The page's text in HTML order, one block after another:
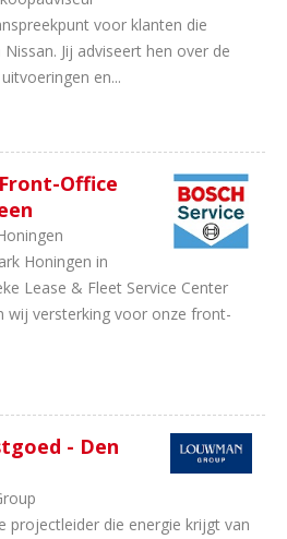
voor klanten die
Jij adviseert hen over de
en...
Office
Honingen in
Lease & Fleet Service Center
wij versterking voor onze front-
- Den
projectleider die energie krijgt van